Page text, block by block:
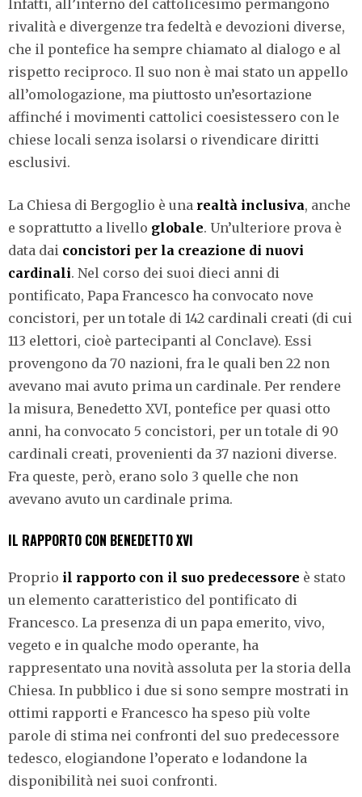
Infatti, all’interno del cattolicesimo permangono
rivalità e divergenze tra fedeltà e devozioni diverse,
che il pontefice ha sempre chiamato al dialogo e al
rispetto reciproco. Il suo non è mai stato un appello
all’omologazione, ma piuttosto un’esortazione
affinché i movimenti cattolici coesistessero con le
chiese locali senza isolarsi o rivendicare diritti
esclusivi.
La Chiesa di Bergoglio è una realtà inclusiva, anche
e soprattutto a livello globale. Un’ulteriore prova è
data dai concistori per la creazione di nuovi
cardinali. Nel corso dei suoi dieci anni di
pontificato, Papa Francesco ha convocato nove
concistori, per un totale di 142 cardinali creati (di cui
113 elettori, cioè partecipanti al Conclave). Essi
provengono da 70 nazioni, fra le quali ben 22 non
avevano mai avuto prima un cardinale. Per rendere
la misura, Benedetto XVI, pontefice per quasi otto
anni, ha convocato 5 concistori, per un totale di 90
cardinali creati, provenienti da 37 nazioni diverse.
Fra queste, però, erano solo 3 quelle che non
avevano avuto un cardinale prima.
IL RAPPORTO CON BENEDETTO XVI
Proprio il rapporto con il suo predecessore è stato
un elemento caratteristico del pontificato di
Francesco. La presenza di un papa emerito, vivo,
vegeto e in qualche modo operante, ha
rappresentato una novità assoluta per la storia della
Chiesa. In pubblico i due si sono sempre mostrati in
ottimi rapporti e Francesco ha speso più volte
parole di stima nei confronti del suo predecessore
tedesco, elogiandone l’operato e lodandone la
disponibilità nei suoi confronti.